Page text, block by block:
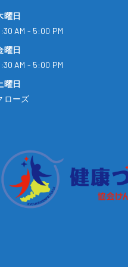
曜日
AM - 5:00 PM
曜日
AM - 5:00 PM
曜日
ローズ